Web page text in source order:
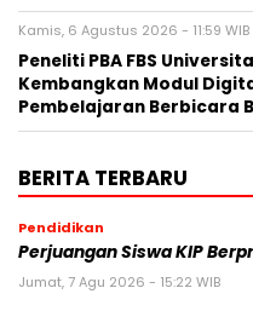
Kamis, 6 Agustus 2026 - 11:59 WIB
Peneliti PBA FBS
Kembangkan Modul
Pembelajaran Berbicara
BERITA TERBARU
Pendidikan
Perjuangan Siswa KIP
Jumat, 7 Agu 2026 - 15:22 WIB